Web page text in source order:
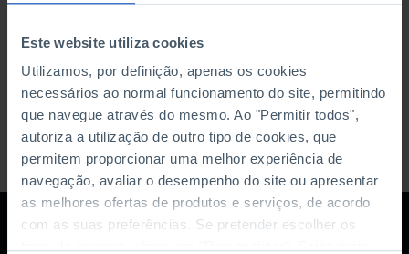
Este website utiliza cookies
Utilizamos, por definição, apenas os cookies
necessários ao normal funcionamento do site, permitindo
que navegue através do mesmo. Ao "Permitir todos",
autoriza a utilização de outro tipo de cookies, que
permitem proporcionar uma melhor experiência de
navegação, avaliar o desempenho do site ou apresentar
as melhores ofertas de produtos e serviços, de acordo
com as suas preferências. Se pretender escolher os